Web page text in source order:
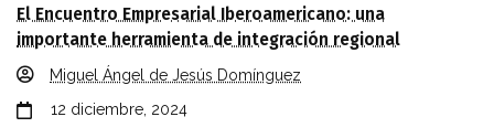
El Encuentro Empresarial Iberoamericano: una
importante herramienta de integración regional
Miguel Ángel de Jesús Domínguez
12 diciembre, 2024